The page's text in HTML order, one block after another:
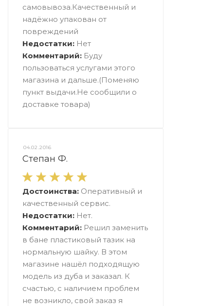
самовывоза.Качественный и
надёжно упакован от
повреждений
Недостатки: Нет
Комментарий: Буду
пользоваться услугами этого
магазина и дальше.(Поменяю
пункт выдачи.Не сообщили о
доставке товара)
04.02.2016
Степан Ф.
Достоинства: Оперативный и
качественный сервис.
Недостатки: Нет.
Комментарий: Решил заменить
в бане пластиковый тазик на
нормальную шайку. В этом
магазине нашёл подходящую
модель из дуба и заказал. К
счастью, с наличием проблем
не возникло, свой заказ я